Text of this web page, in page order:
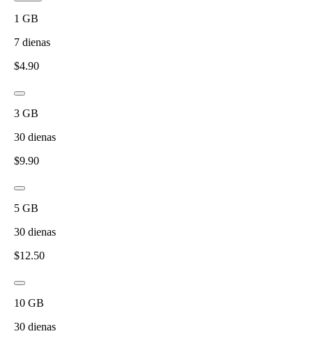
1 GB
7 dienas
$4.90
3 GB
30 dienas
$9.90
5 GB
30 dienas
$12.50
10 GB
30 dienas